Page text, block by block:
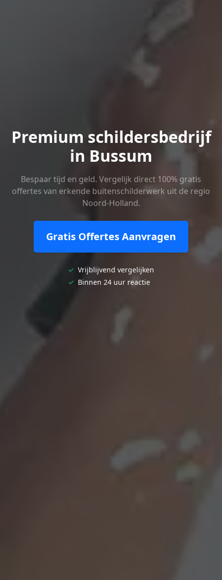
Premium schildersbedrijf
in Bussum
Bespaar tijd en geld. Vergelijk direct 100% gratis
offertes van erkende buitenschilderwerk uit de regio
Noord-Holland.
Gratis Offertes Aanvragen
✓ Vrijblijvend vergelijken
✓ Binnen 24 uur reactie